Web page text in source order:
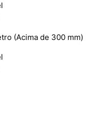
(Acima de 300 mm)